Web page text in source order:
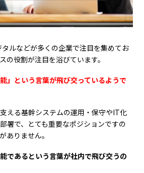
ルなどが多くの企業で注目を集めてお
の役割が注目を浴びています。
」という言葉が飛び交っているようで
える基幹システムの運用・保守やIT化
署で、とても重要なポジションですの
ありません。
であるという言葉が社内で飛び交うの